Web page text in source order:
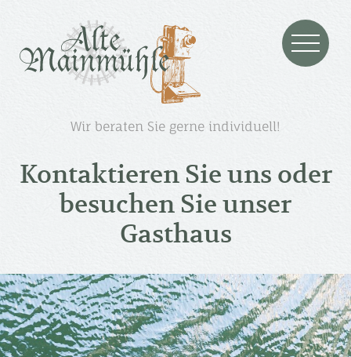
Restaurant
Reservieren
Speisen
Getränke
Speisekarten
Wir beraten Sie gerne individuell!
Kontaktieren Sie uns oder
besuchen Sie unser
Gasthaus